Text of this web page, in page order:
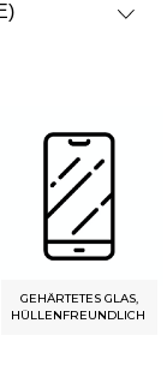
GEHÄRTETES GLAS,
HÜLLENFREUNDLICH